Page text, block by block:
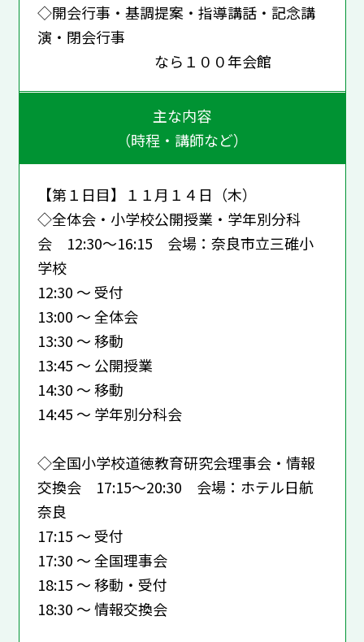
◇開会行事・基調提案・指導講話・記念講
演・閉会行事
なら１００年会館
主な内容
（時程・講師など）
【第１日目】１１月１４日（木）
◇全体会・小学校公開授業・学年別分科
会 12:30～16:15 会場：奈良市立三碓小
学校
12:30 ～ 受付
13:00 ～ 全体会
13:30 ～ 移動
13:45 ～ 公開授業
14:30 ～ 移動
14:45 ～ 学年別分科会
◇全国小学校道徳教育研究会理事会・情報
交換会 17:15～20:30 会場：ホテル日航
奈良
17:15 ～ 受付
17:30 ～ 全国理事会
18:15 ～ 移動・受付
18:30 ～ 情報交換会